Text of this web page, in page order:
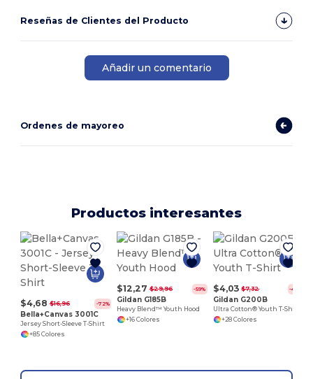
Reseñas de Clientes del Producto
Añadir un comentario
Ordenes de mayoreo
Productos interesantes
$4,68 $16,96 -72%
Bella+Canvas 3001C
Jersey Short-Sleeve T-Shirt
+85 Colores
$12,27 $29,96 -59%
Gildan G185B
Heavy Blend™ Youth Hood
+16 Colores
$4,03 $7,32 -45%
Gildan G200B
Ultra Cotton® Youth T-Shirt
+28 Colores